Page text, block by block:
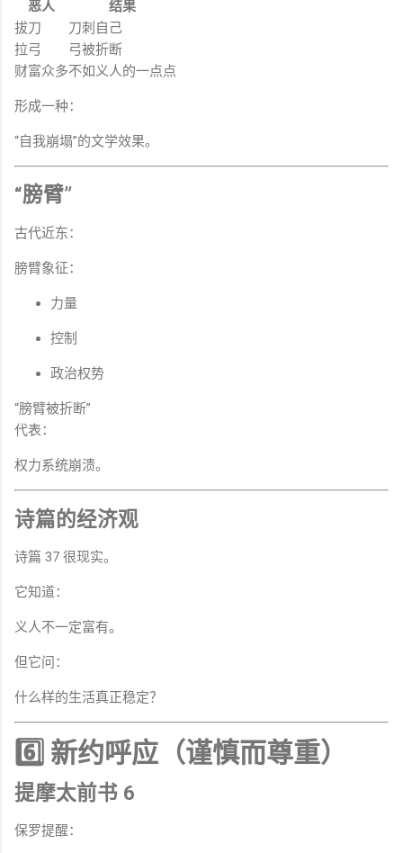
恶人
结果
拔刀
刀刺自己
拉弓
弓被折断
财富众多不如义人的一点点
形成一种：
“自我崩塌”的文学效果。
“膀臂”
古代近东：
膀臂象征：
力量
控制
政治权势
“膀臂被折断”
代表：
权力系统崩溃。
诗篇的经济观
诗篇 37 很现实。
它知道：
义人不一定富有。
但它问：
什么样的生活真正稳定？
6️⃣ 新约呼应（谨慎而尊重）
提摩太前书 6
保罗提醒：